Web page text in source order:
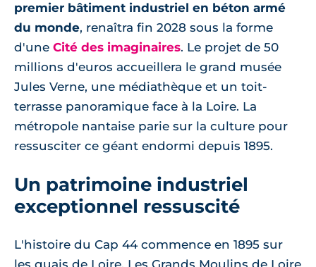
premier bâtiment industriel en béton armé
du monde, renaîtra fin 2028 sous la forme
d'une Cité des imaginaires. Le projet de 50
millions d'euros accueillera le grand musée
Jules Verne, une médiathèque et un toit-
terrasse panoramique face à la Loire. La
métropole nantaise parie sur la culture pour
ressusciter ce géant endormi depuis 1895.
Un patrimoine industriel
exceptionnel ressuscité
L'histoire du Cap 44 commence en 1895 sur
les quais de Loire. Les Grands Moulins de Loire